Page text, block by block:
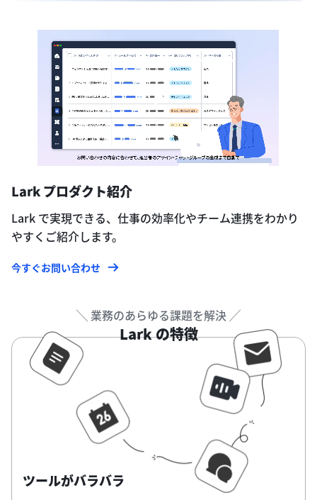
Lark プロダクト紹介
Lark で実現できる、仕事の効率化やチーム連携をわかり
やすくご紹介します。
今すぐお問い合わせ
╲ 業務のあらゆる課題を解決 ╱
Lark の特徴
ツールがバラバラ